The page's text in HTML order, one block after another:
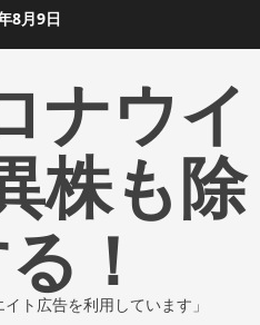
8月9日
ナウイ
株も除
！
ト広告を利用しています」